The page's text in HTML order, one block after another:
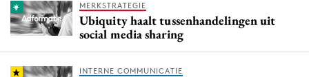
MERKSTRATEGIE
Ubiquity haalt tussenhandelingen uit
social media sharing
INTERNE COMMUNICATIE